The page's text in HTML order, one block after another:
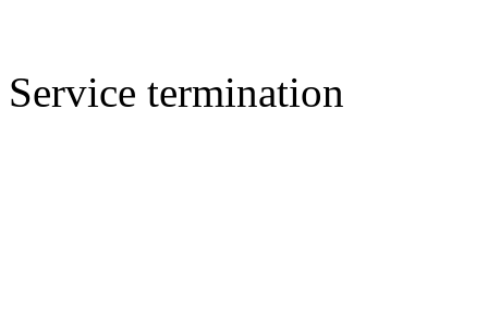
Service termination